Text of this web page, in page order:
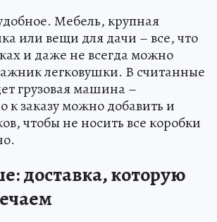
Мебель, крупная
или вещи для дачи – все, что
и даже не всегда можно
легковушки. В считанные
грузовая машина –
к заказу можно добавить и
чтобы не носить все коробки
доставка, которую